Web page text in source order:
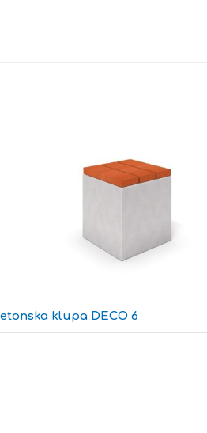
klupa DECO 6